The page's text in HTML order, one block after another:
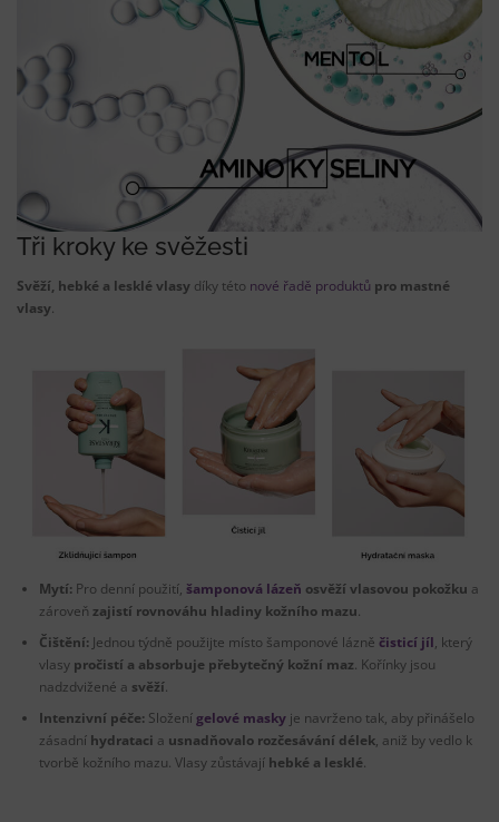
Tři kroky ke svěžesti
Svěží, hebké a lesklé vlasy díky této nové řadě produktů pro mastné
vlasy.
Mytí: Pro denní použití, šamponová lázeň osvěží vlasovou pokožku a
zároveň zajistí rovnováhu hladiny kožního mazu.
Čištění: Jednou týdně použijte místo šamponové lázně čisticí jíl, který
vlasy pročistí a absorbuje přebytečný kožní maz. Kořínky jsou
nadzdvižené a svěží.
Intenzivní péče: Složení gelové masky je navrženo tak, aby přinášelo
zásadní hydrataci a usnadňovalo rozčesávání délek, aniž by vedlo k
tvorbě kožního mazu. Vlasy zůstávají hebké a lesklé.